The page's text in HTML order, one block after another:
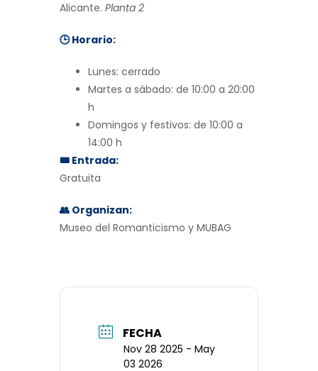
Alicante. Planta 2
🕒 Horario:
Lunes: cerrado
Martes a sábado: de 10:00 a 20:00
h
Domingos y festivos: de 10:00 a
14:00 h
🎟 Entrada:
Gratuita
👥 Organizan:
Museo del Romanticismo y MUBAG
FECHA
Nov 28 2025 - May
03 2026